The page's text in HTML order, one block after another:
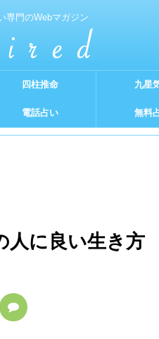
専門のWebマガジン
四柱推命 九星
電話占い 無料
人に良い生き方